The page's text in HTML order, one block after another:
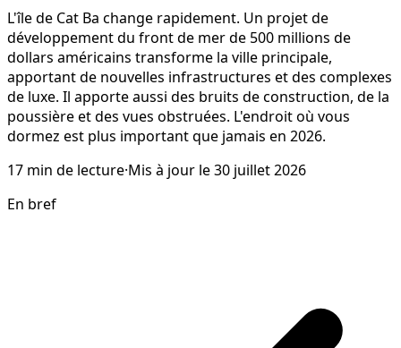
L'île de Cat Ba change rapidement. Un projet de
développement du front de mer de 500 millions de
dollars américains transforme la ville principale,
apportant de nouvelles infrastructures et des complexes
de luxe. Il apporte aussi des bruits de construction, de la
poussière et des vues obstruées. L'endroit où vous
dormez est plus important que jamais en 2026.
17 min de lecture·Mis à jour le30 juillet 2026
En bref